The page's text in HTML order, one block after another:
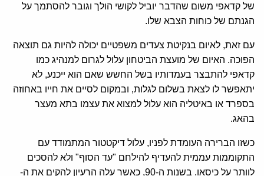
של קדאפי משום שהדבר יוביל לקושי הולך וגובר להסתמך על
הגנתם של כוחות הצבא שלו.
עם זאת, לאיום בנקיטת צעדים משפטיים יכולה להיות גם תוצאה
הפוכה. האיום של מועצת הביטחון עלול לגרום למנהיג כמו
קדאפי להתבצר בעמדותיו בשל החשש שאם הוא ייכנע, לא
יתאפשר לו לצאת בשלום לגלות, ובמקום לסיים את חייו באחוזה
בספרד או באיטליה הוא עלול למצוא את עצמו בתא מעצר
בהאג.
כשזו הברירה העומדת לפניו, עלול דיקטטור המתמודד עם
התקוממות עממית להעדיף להילחם "עד הסוף" ולא להסכים
לוותר על כיסאו. בשנות ה-90, כאשר עלה הרעיון להקים את ה-